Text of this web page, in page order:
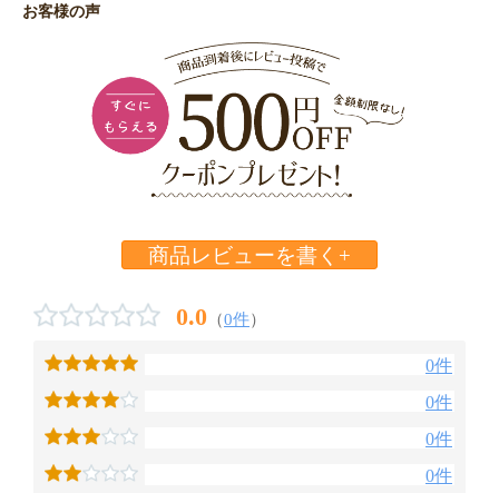
お買い物を続ける
お客様の声
商品レビューを書く+
0.0 （0件）
0件
0件
0件
0件